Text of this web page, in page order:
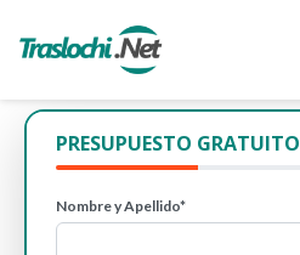
PRESUPUESTO GRATUITO
Nombre y Apellido*